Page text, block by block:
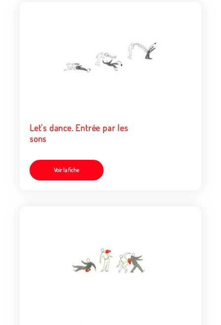
Let's dance. Entrée par les
sons
Voir la fiche